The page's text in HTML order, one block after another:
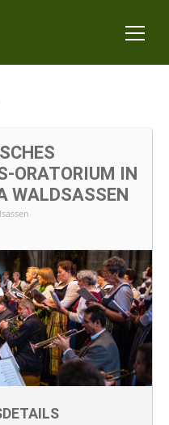
ORATORIUM IN
WALDSASSEN